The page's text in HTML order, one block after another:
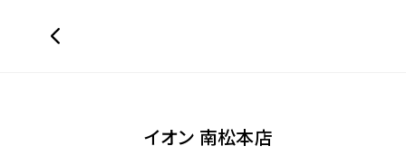
イオン 南松本店